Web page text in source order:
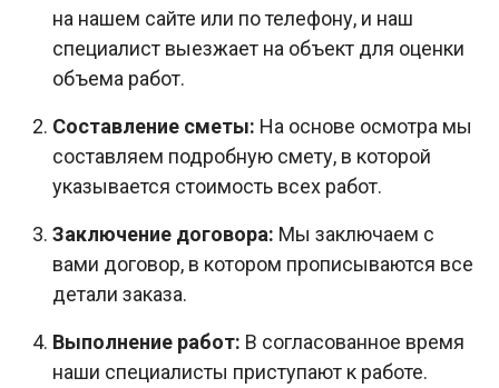
на нашем сайте или по телефону, и наш
специалист выезжает на объект для оценки
объема работ.
Составление сметы: На основе осмотра мы
составляем подробную смету, в которой
указывается стоимость всех работ.
Заключение договора: Мы заключаем с
вами договор, в котором прописываются все
детали заказа.
Выполнение работ: В согласованное время
наши специалисты приступают к работе.